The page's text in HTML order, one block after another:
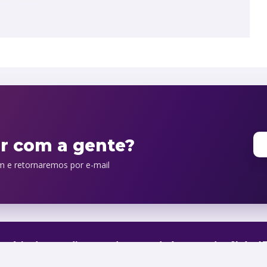
de atendimento de segunda à sexta, das 9h às